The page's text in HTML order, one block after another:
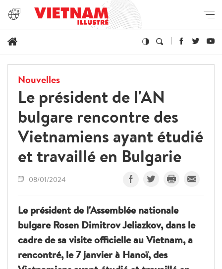
Nouvelles
Le président de l'AN
bulgare rencontre des
Vietnamiens ayant étudié
et travaillé en Bulgarie
08/01/2024
Le président de l'Assemblée nationale
bulgare Rosen Dimitrov Jeliazkov, dans le
cadre de sa visite officielle au Vietnam, a
rencontré, le 7 janvier à Hanoï, des